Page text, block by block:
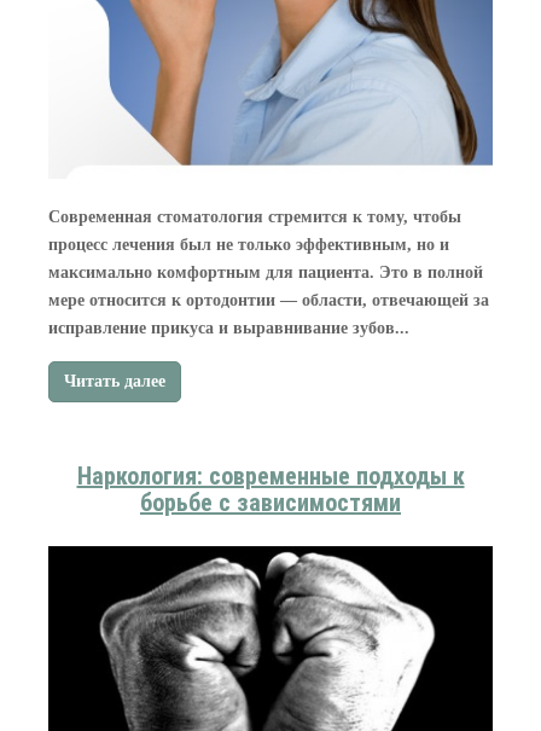
Современная стоматология стремится к тому, чтобы
процесс лечения был не только эффективным, но и
максимально комфортным для пациента. Это в полной
мере относится к ортодонтии — области, отвечающей за
исправление прикуса и выравнивание зубов...
Читать далее
Наркология: современные подходы к
борьбе с зависимостями